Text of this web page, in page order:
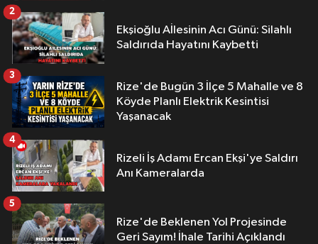
Ekşioğlu Aİlesinin Acı Günü: Silahlı
Saldırıda Hayatını Kaybetti
2
Rize'de Bugün 3 İlçe 5 Mahalle ve 8
Köyde Planlı Elektrik Kesintisi
Yaşanacak
3
Rizeli İş Adamı Ercan Ekşi'ye Saldırı
Anı Kameralarda
4
Rize'de Beklenen Yol Projesinde
Geri Sayım! İhale Tarihi Açıklandı
5